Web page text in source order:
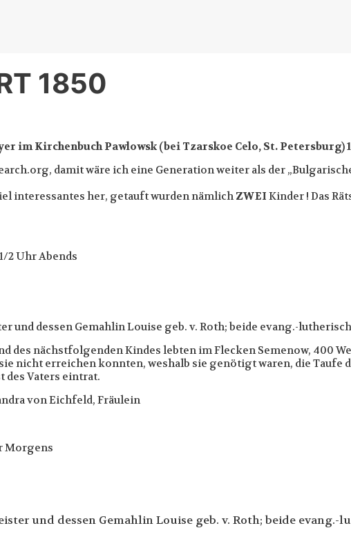
1850
im Kirchenbuch Pawlowsk (bei Tzarskoe Celo, St. Petersburg)
damit wäre ich eine Generation weiter als der
interessantes her, getauft wurden nämlich ZWEI Kinder ! Das
2 Uhr Abends
und dessen Gemahlin Louise geb. v. Roth; beide evang.-
des nächstfolgenden Kindes lebten im Flecken Semenow, 400
nicht erreichen konnten, weshalb sie genötigt waren, die Taufe
des Vaters eintrat.
von Eichfeld, Fräulein
Morgens
und dessen Gemahlin Louise geb. v. Roth; beide evang.-